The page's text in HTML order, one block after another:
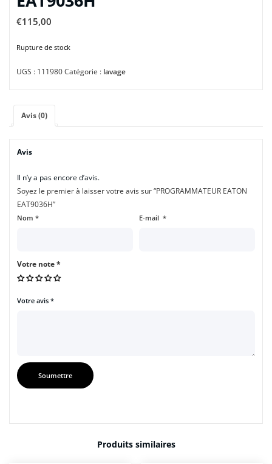
€115,00
Rupture de stock
UGS : 111980Catégorie : lavage
Avis (0)
Avis
Il n’y a pas encore d’avis.
Soyez le premier à laisser votre avis sur “PROGRAMMATEUR EATON
EAT9036H”
Nom * E-mail *
Votre note*
Votre avis *
Produits similaires